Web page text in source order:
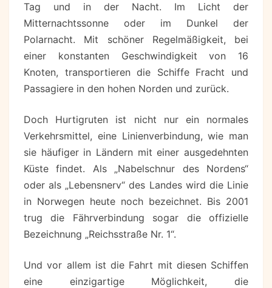
Tag und in der Nacht. Im Licht der
Mitternachtssonne oder im Dunkel der
Polarnacht. Mit schöner Regelmäßigkeit, bei
einer konstanten Geschwindigkeit von 16
Knoten, transportieren die Schiffe Fracht und
Passagiere in den hohen Norden und zurück.
Doch Hurtigruten ist nicht nur ein normales
Verkehrsmittel, eine Linienverbindung, wie man
sie häufiger in Ländern mit einer ausgedehnten
Küste findet. Als „Nabelschnur des Nordens“
oder als „Lebensnerv“ des Landes wird die Linie
in Norwegen heute noch bezeichnet. Bis 2001
trug die Fährverbindung sogar die offizielle
Bezeichnung „Reichsstraße Nr. 1“.
Und vor allem ist die Fahrt mit diesen Schiffen
eine einzigartige Möglichkeit, die